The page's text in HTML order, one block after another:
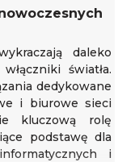
daleko
światła.
dedykowane
i biurowe sieci
kluczową rolę
podstawę dla
i